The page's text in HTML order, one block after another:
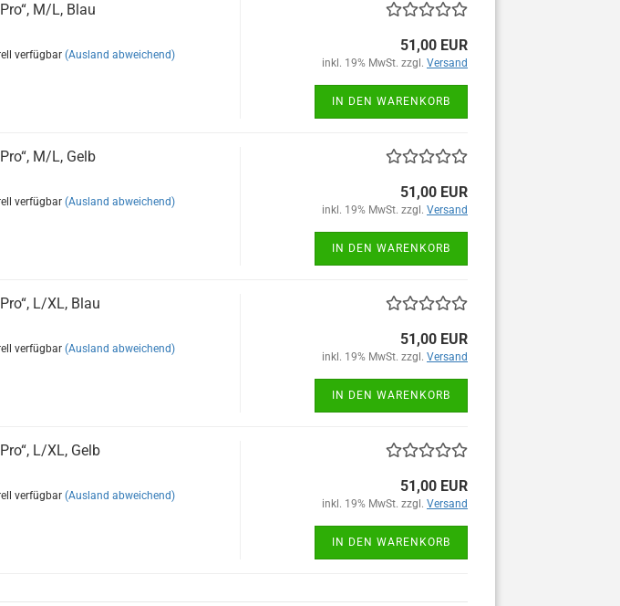
M/L, Blau
verfügbar (Ausland abweichend)
51,00 EUR
inkl. 19% MwSt. zzgl. Versand
IN DEN WARENKORB
M/L, Gelb
verfügbar (Ausland abweichend)
51,00 EUR
inkl. 19% MwSt. zzgl. Versand
IN DEN WARENKORB
L/XL, Blau
verfügbar (Ausland abweichend)
51,00 EUR
inkl. 19% MwSt. zzgl. Versand
IN DEN WARENKORB
L/XL, Gelb
verfügbar (Ausland abweichend)
51,00 EUR
inkl. 19% MwSt. zzgl. Versand
IN DEN WARENKORB